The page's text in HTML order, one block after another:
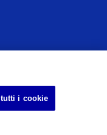
i cookie